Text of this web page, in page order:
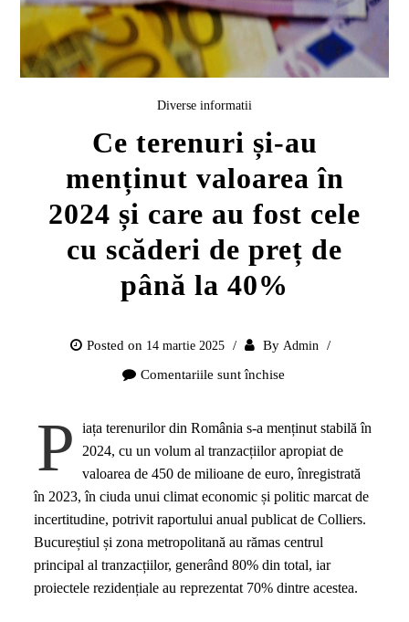
Diverse informatii
Ce terenuri și-au
menținut valoarea în
2024 și care au fost cele
cu scăderi de preț de
până la 40%
Posted on 14 martie 2025 By Admin
Comentariile sunt închise
terenuri
menținut
2024
și
care
P
iața terenurilor din România s-a menținut stabilă în
2024, cu un volum al tranzacțiilor apropiat de
valoarea de 450 de milioane de euro, înregistrată
în 2023, în ciuda unui climat economic și politic marcat de
incertitudine, potrivit raportului anual publicat de Colliers.
Bucureștiul și zona metropolitană au rămas centrul
principal al tranzacțiilor, generând 80% din total, iar
proiectele rezidențiale au reprezentat 70% dintre acestea.